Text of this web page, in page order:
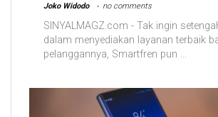
Joko Widodo no comments
SINYALMAGZ.com - Tak ingin
dalam menyediakan layanan terbaik
pelanggannya, Smartfren pun ...